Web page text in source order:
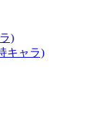
)
キャラ)